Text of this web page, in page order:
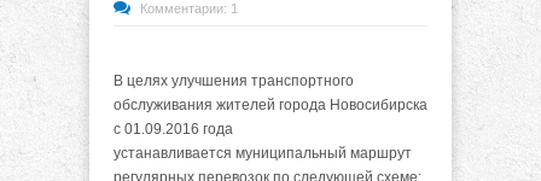
Комментарии: 1
В целях улучшения транспортного
обслуживания жителей города Новосибирска
с 01.09.2016 года
устанавливается муниципальный маршрут
регулярных перевозок по следующей схеме: